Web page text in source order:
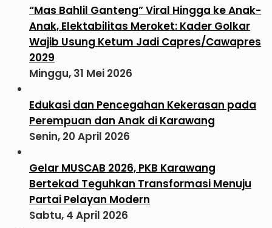
“Mas Bahlil Ganteng” Viral Hingga ke Anak-
Anak, Elektabilitas Meroket: Kader Golkar
Wajib Usung Ketum Jadi Capres/Cawapres
2029
Minggu, 31 Mei 2026
Edukasi dan Pencegahan Kekerasan pada
Perempuan dan Anak di Karawang
Senin, 20 April 2026
Gelar MUSCAB 2026, PKB Karawang
Bertekad Teguhkan Transformasi Menuju
Partai Pelayan Modern
Sabtu, 4 April 2026